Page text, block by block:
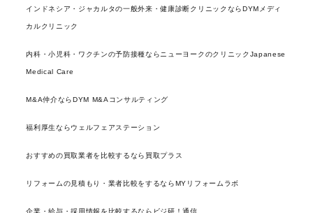
インドネシア・ジャカルタの一般外来・健康診断クリニックならDYMメディ
カルクリニック
内科・小児科・ワクチンの予防接種ならニューヨークのクリニックJapanese
Medical Care
M&A仲介ならDYM M&Aコンサルティング
福利厚生ならウェルフェアステーション
おすすめの買取業者を比較するなら買取プラス
リフォームの見積もり・業者比較をするならMYリフォームラボ
企業・給与・採用情報を比較するならビジ研！通信